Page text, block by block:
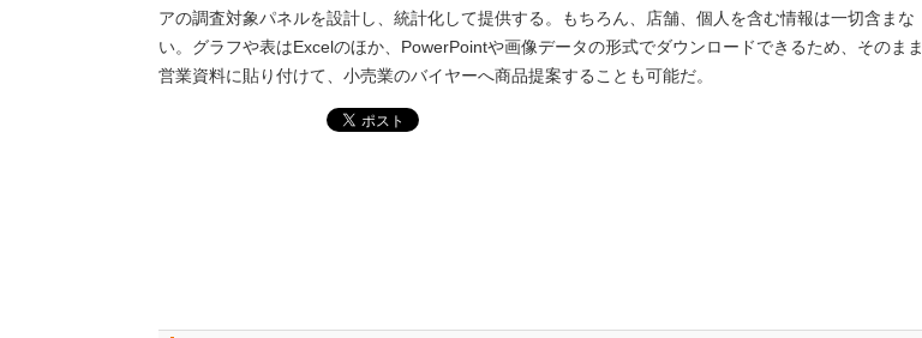
アの調査対象パネルを設計し、統計化して提供する。もちろん、店舗、個人を含む情報は一切含まな
い。グラフや表はExcelのほか、PowerPointや画像データの形式でダウンロードできるため、そのまま
営業資料に貼り付けて、小売業のバイヤーへ商品提案することも可能だ。